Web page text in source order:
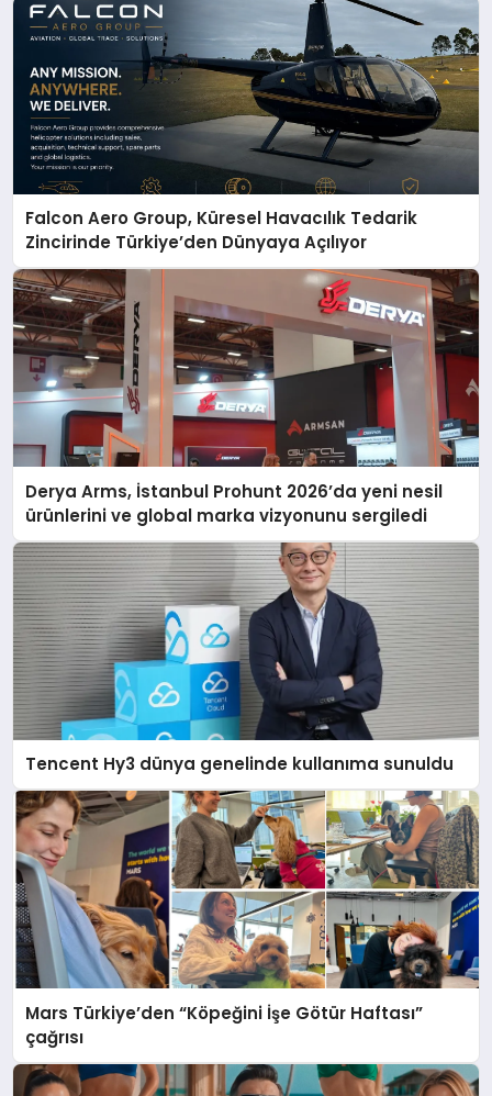
Falcon Aero Group, Küresel Havacılık Tedarik
Zincirinde Türkiye’den Dünyaya Açılıyor
Derya Arms, İstanbul Prohunt 2026’da yeni nesil
ürünlerini ve global marka vizyonunu sergiledi
Tencent Hy3 dünya genelinde kullanıma sunuldu
Mars Türkiye’den “Köpeğini İşe Götür Haftası”
çağrısı